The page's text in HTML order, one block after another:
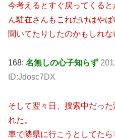
今考えるとすぐ戻ってくる
ん駐在さんもこれだけはや
聞いてたりしたのかもしれな
168: 名無しの心子知らず
ID:Jdosc7DX
そして翌々日、捜索中だっ
れた。
車で隣県に行こうとしてた